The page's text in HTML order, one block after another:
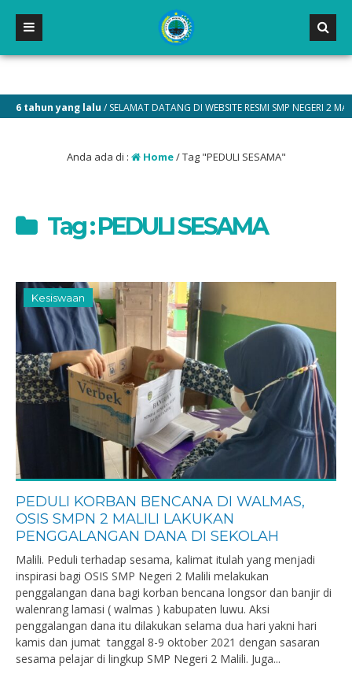
tahun yang lalu/ SELAMAT DATANG DI WEBSITE RESMI SMP NEGERI 2 MALILI
Anda ada di : Home/Tag "PEDULI SESAMA"
Tag : PEDULI SESAMA
Kesiswaan
PEDULI KORBAN BENCANA DI WALMAS,
OSIS SMPN 2 MALILI LAKUKAN
PENGGALANGAN DANA DI SEKOLAH
Malili. Peduli terhadap sesama, kalimat itulah yang menjadi
inspirasi bagi OSIS SMP Negeri 2 Malili melakukan
penggalangan dana bagi korban bencana longsor dan banjir di
walenrang lamasi ( walmas ) kabupaten luwu. Aksi
penggalangan dana itu dilakukan selama dua hari yakni hari
kamis dan jumat tanggal 8-9 oktober 2021 dengan sasaran
sesama pelajar di lingkup SMP Negeri 2 Malili. Juga...